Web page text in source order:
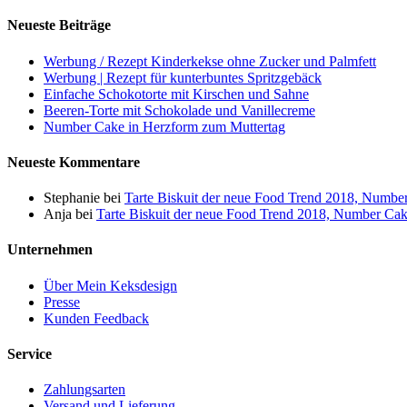
Neueste Beiträge
Werbung / Rezept Kinderkekse ohne Zucker und Palmfett
Werbung | Rezept für kunterbuntes Spritzgebäck
Einfache Schokotorte mit Kirschen und Sahne
Beeren-Torte mit Schokolade und Vanillecreme
Number Cake in Herzform zum Muttertag
Neueste Kommentare
Stephanie bei Tarte Biskuit der neue Food Trend 2018,
Anja bei Tarte Biskuit der neue Food Trend 2018, Number
Unternehmen
Über Mein Keksdesign
Presse
Kunden Feedback
Service
Zahlungsarten